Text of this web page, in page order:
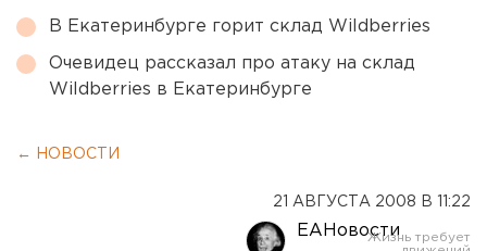
В Екатеринбурге горит склад Wildberries
Очевидец рассказал про атаку на склад
Wildberries в Екатеринбурге
← НОВОСТИ
21 АВГУСТА 2008 В 11:22
ЕАНовости